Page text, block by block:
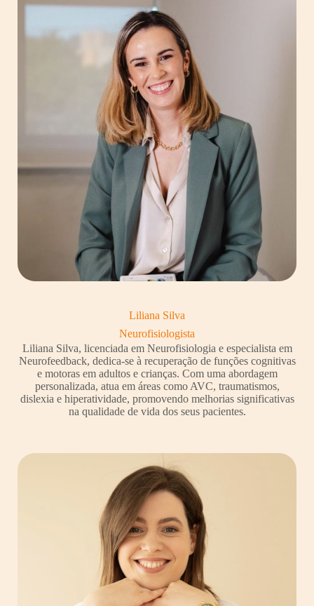
Liliana Silva
Neurofisiologista
Liliana Silva, licenciada em Neurofisiologia e especialista em
Neurofeedback, dedica-se à recuperação de funções cognitivas
e motoras em adultos e crianças. Com uma abordagem
personalizada, atua em áreas como AVC, traumatismos,
dislexia e hiperatividade, promovendo melhorias significativas
na qualidade de vida dos seus pacientes.